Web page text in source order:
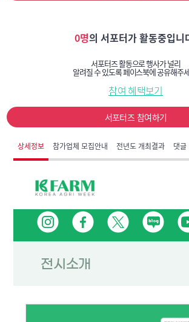
0명의 서포터가 활동중입니
서포터즈 활동으로 행사가 널리
알려질 수 있도록 페이스북에 공유해주
참여 혜택보기
서포터즈 참여하기
상세정보 참가업체 모집안내 전년도 개최결과 댓글